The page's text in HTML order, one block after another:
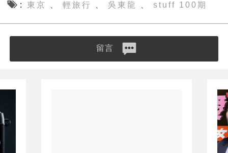
東京 、輕旅行 、 吳東龍 、 stuff 100期
留言